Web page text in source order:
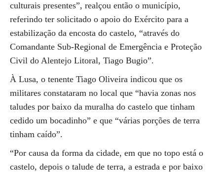
culturais presentes”, realçou então o município,
referindo ter solicitado o apoio do Exército para a
estabilização da encosta do castelo, “através do
Comandante Sub-Regional de Emergência e Proteção
Civil do Alentejo Litoral, Tiago Bugio”.
À Lusa, o tenente Tiago Oliveira indicou que os
militares constataram no local que “havia zonas nos
taludes por baixo da muralha do castelo que tinham
cedido um bocadinho” e que “várias porções de terra
tinham caído”.
“Por causa da forma da cidade, em que no topo está o
castelo, depois o talude de terra, a estrada e por baixo